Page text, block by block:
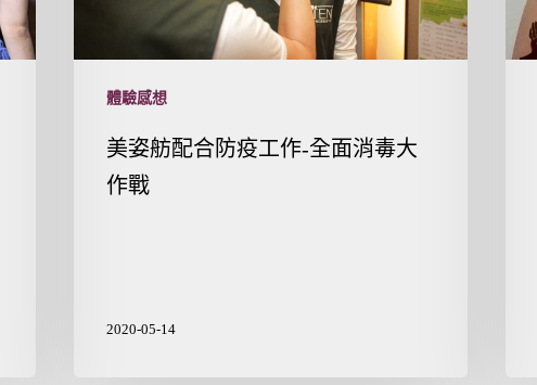
體驗感想
美姿舫配合防疫工作-全面消毒大
作戰
2020-05-14